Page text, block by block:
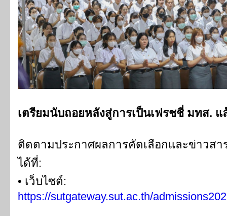
เตรียมนับถอยหลังสู่การเป็นเฟรชชี่ มทส.
ติดตามประกาศผลการคัดเลือกและข่าวส
ได้ที่:
• เว็บไซต์:
https://sutgateway.sut.ac.th/